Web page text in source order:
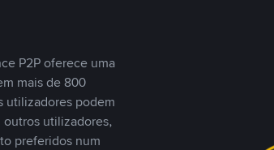
P2P oferece uma
mais de 800
utilizadores podem
utilizadores,
preferidos num